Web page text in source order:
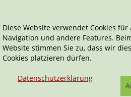
Home weitere Rezensionen
Rolemaster
Rolemaster
Rolemaster
Diese Website verwendet Cookies
Navigation und andere Features.
Website stimmen Sie zu, dass wir
Cookies platzieren dürfen.
Datenschutzerklärung